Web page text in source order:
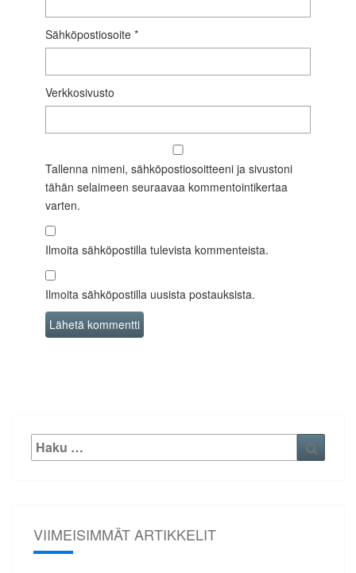
Sähköpostiosoite *
Verkkosivusto
Tallenna nimeni, sähköpostiosoitteeni ja sivustoni
tähän selaimeen seuraavaa kommentointikertaa
varten.
Ilmoita sähköpostilla tulevista kommenteista.
Ilmoita sähköpostilla uusista postauksista.
Etsi:
VIIMEISIMMÄT ARTIKKELIT